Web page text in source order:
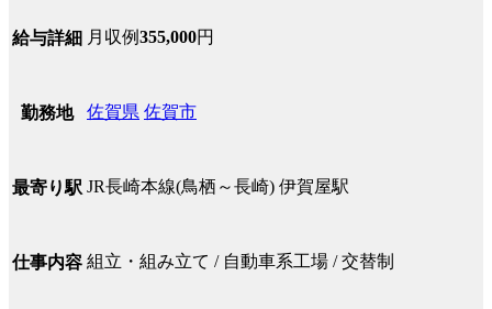
給与詳細 月収例355,000円
勤務地 佐賀県 佐賀市
最寄り駅 JR長崎本線(鳥栖～長崎) 伊賀屋駅
仕事内容 組立・組み立て / 自動車系工場 / 交替制